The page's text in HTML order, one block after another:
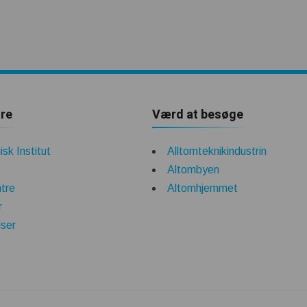
Institut
Værd at besøge
Alltomteknikindustrin
Altombyen
Altomhjemmet